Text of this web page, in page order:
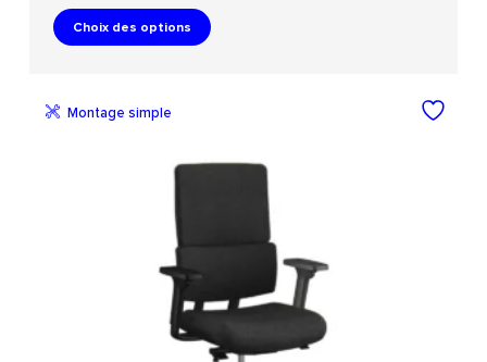
Choix des options
Montage simple